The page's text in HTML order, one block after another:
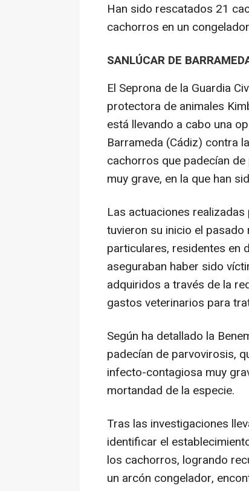
Han sido rescatados 21
cachorros en un congelador
SANLÚCAR DE
El Seprona de la Guardia
protectora de animales
está llevando a cabo una
Barrameda (Cádiz) contra
cachorros que padecían
muy grave, en la que han
Las actuaciones
tuvieron su inicio el
particulares, residentes en
aseguraban haber sido
adquiridos a través de la
gastos veterinarios para
Según ha detallado la
padecían de parvovirosis,
infecto-contagiosa muy
mortandad de la especie.
Tras las investigaciones
identificar el
los cachorros, logrando
un arcón congelador,